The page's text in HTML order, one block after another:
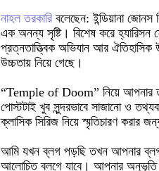
নাহল তরকারি বলেছেন: ইন্ডিয়ানা জোনস
এক অনন্য সৃষ্টি। বিশেষ করে
প্রত্নতাত্ত্বিক অভিযান আর ঐতিহাসিক
উচ্চতায় নিয়ে গেছে।
“Temple of Doom” নিয়ে আপনার
পোস্টটাই খুব সুন্দরভাবে সাজানো ও
ক্লাসিক সিরিজ নিয়ে স্মৃতিচারণ করার
আমি যখন ব্লগ পড়ছি তখন আপনার
আলোচিত ব্লগে যাবে। আপনার অনুভূতি